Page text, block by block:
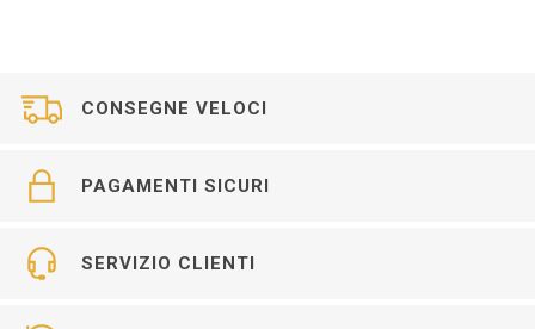
CONSEGNE VELOCI
PAGAMENTI SICURI
SERVIZIO CLIENTI